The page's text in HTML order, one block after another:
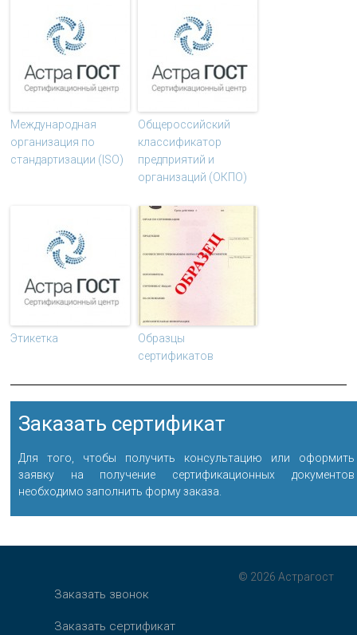
Международная
организация по
стандартизации (ISO)
Общероссийский
классификатор
предприятий и
организаций (ОКПО)
Этикетка
Образцы
сертификатов
Заказать сертификат
Для того, чтобы получить консультацию или оформить
заявку на получение сертификационных документов
необходимо заполнить форму заказа.
Заказать звонок
Заказать сертификат
© 2026 Астрагост